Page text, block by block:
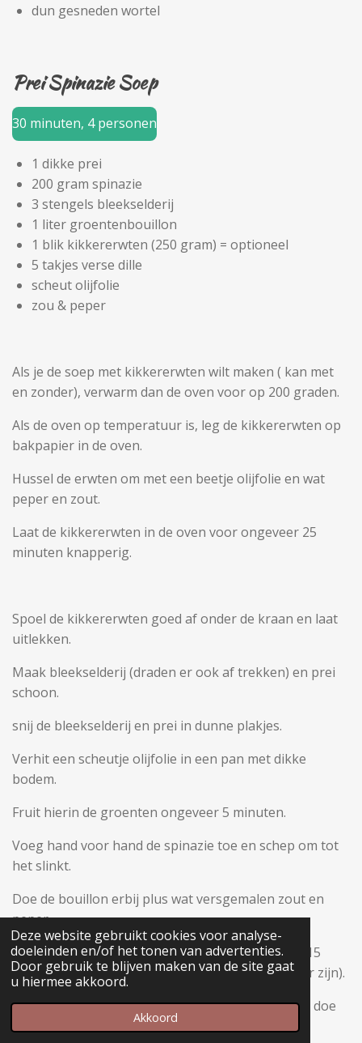
Deze website gebruikt cookies voor analyse-
doeleinden en/of het tonen van advertenties.
Door gebruik te blijven maken van de site gaat
u hiermee akkoord.
Akkoord
dun gesneden wortel
Prei Spinazie Soep
30 minuten, 4 personen
1 dikke prei
200 gram spinazie
3 stengels bleekselderij
1 liter groentenbouillon
1 blik kikkererwten (250 gram) = optioneel
5 takjes verse dille
scheut olijfolie
zou & peper
Als je de soep met kikkererwten wilt maken ( kan met
en zonder), verwarm dan de oven voor op 200 graden.
Als de oven op temperatuur is, leg de kikkererwten op
bakpapier in de oven.
Hussel de erwten om met een beetje olijfolie en wat
peper en zout.
Laat de kikkererwten in de oven voor ongeveer 25
minuten knapperig.
Spoel de kikkererwten goed af onder de kraan en laat
uitlekken.
Maak bleekselderij (draden er ook af trekken) en prei
schoon.
snij de bleekselderij en prei in dunne plakjes.
Verhit een scheutje olijfolie in een pan met dikke
bodem.
Fruit hierin de groenten ongeveer 5 minuten.
Voeg hand voor hand de spinazie toe en schep om tot
het slinkt.
Doe de bouillon erbij plus wat versgemalen zout en
peper.
Breng aan de kook. Laat onder deksel ongeveer 15
minuten zachtjes sudderen ( tot de groenten gaar zijn).
Hou wat dille achter voor eventuele garnering en doe
de rest (zonder de taaie steeltjes) bij de soep.